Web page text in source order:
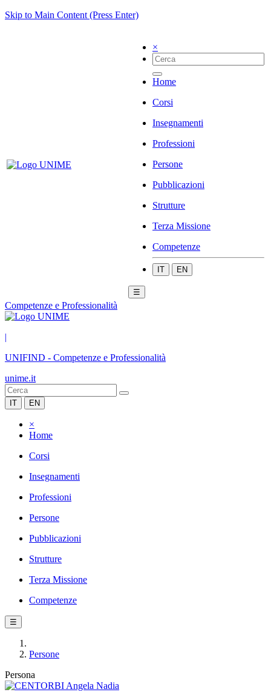
Skip to Main Content (Press Enter)
×
Home
Corsi
Insegnamenti
Professioni
Persone
Pubblicazioni
Strutture
Terza Missione
Competenze
IT EN
☰
Competenze e Professionalità
|
UNIFIND - Competenze e Professionalità
unime.it
IT EN
×
Home
Corsi
Insegnamenti
Professioni
Persone
Pubblicazioni
Strutture
Terza Missione
Competenze
☰
Persone
Persona